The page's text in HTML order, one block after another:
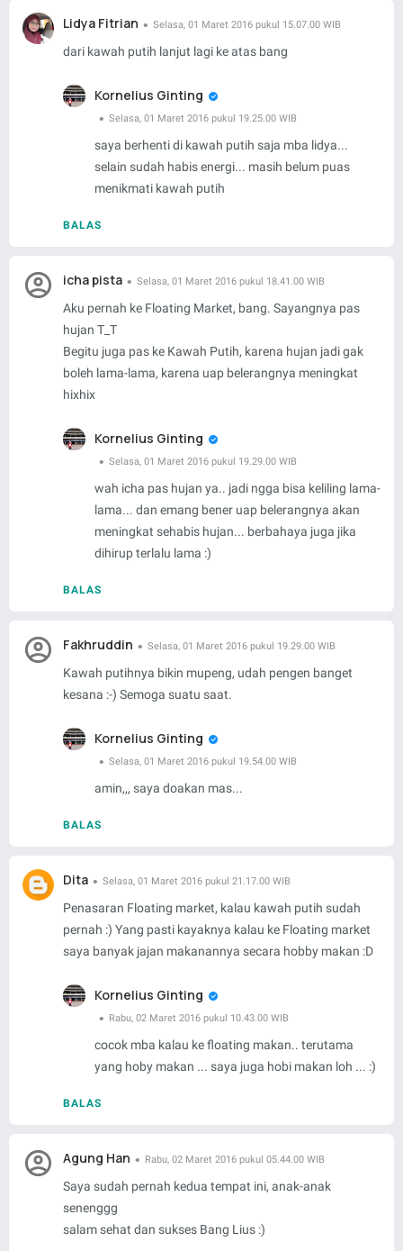
Lidya Fitrian Selasa, 01 Maret 2016 pukul 15.07.00 WIB
dari kawah putih lanjut lagi ke atas bang
BALAS
Kornelius Ginting
Selasa, 01 Maret 2016 pukul 19.25.00 WIB
saya berhenti di kawah putih saja mba lidya...
selain sudah habis energi... masih belum puas
menikmati kawah putih
icha pista Selasa, 01 Maret 2016 pukul 18.41.00 WIB
Aku pernah ke Floating Market, bang. Sayangnya pas
hujan T_T
Begitu juga pas ke Kawah Putih, karena hujan jadi gak
boleh lama-lama, karena uap belerangnya meningkat
hixhix
BALAS
Kornelius Ginting
Selasa, 01 Maret 2016 pukul 19.29.00 WIB
wah icha pas hujan ya.. jadi ngga bisa keliling lama-
lama... dan emang bener uap belerangnya akan
meningkat sehabis hujan... berbahaya juga jika
dihirup terlalu lama :)
Fakhruddin Selasa, 01 Maret 2016 pukul 19.29.00 WIB
Kawah putihnya bikin mupeng, udah pengen banget
kesana :-) Semoga suatu saat.
BALAS
Kornelius Ginting
Selasa, 01 Maret 2016 pukul 19.54.00 WIB
amin,,, saya doakan mas...
Dita Selasa, 01 Maret 2016 pukul 21.17.00 WIB
Penasaran Floating market, kalau kawah putih sudah
pernah :) Yang pasti kayaknya kalau ke Floating market
saya banyak jajan makanannya secara hobby makan :D
BALAS
Kornelius Ginting
Rabu, 02 Maret 2016 pukul 10.43.00 WIB
cocok mba kalau ke floating makan.. terutama
yang hoby makan ... saya juga hobi makan loh ... :)
Agung Han Rabu, 02 Maret 2016 pukul 05.44.00 WIB
Saya sudah pernah kedua tempat ini, anak-anak
senenggg
salam sehat dan sukses Bang Lius :)